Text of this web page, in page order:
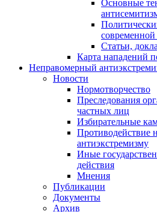
Основные
современной
Статьи,
Карта нападений
Неправомерный
Новости
Нормотворчество
Преследования
частных лиц
Избирательные
Противодействие
антиэкстремизму
Иные
действия
Мнения
Публикации
Документы
Архив